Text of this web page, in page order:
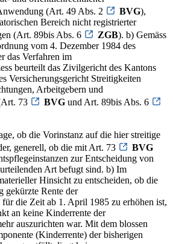
(Art. 49 Abs. 2
BVG),
Bereich nicht registrierter
(Art. 89bis Abs. 6
ZGB). b) Gemäss
vom 4. Dezember 1984 des
das Verfahren im
beurteilt das Zivilgericht des Kantons
Versicherungsgericht Streitigkeiten
Arbeitgebern und
73
BVG und Art. 89bis Abs. 6
ob die Vorinstanz auf die hier streitige
generell, ob die mit Art. 73
BVG
zur Entscheidung von
Art befugt sind. b) Im
Hinsicht zu entscheiden, ob die
gekürzte Rente der
die Zeit ab 1. April 1985 zu erhöhen ist,
an keine Kinderrente der
auszurichten war. Mit dem blossen
(Kinderrente) der bisherigen